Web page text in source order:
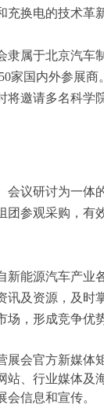
换电的技术革
属于北京汽车
家国内外参展
邀请多名科学
议研讨为一体
参观采购，有
新能源汽车产业
及资源，及
，形成竞争优势
会官方新媒体
、行业媒体及
信息和宣传。